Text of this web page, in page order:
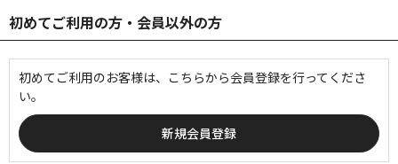
初めてご利用の方・会員以外の方
初めてご利用のお客様は、こちらから会員登録を行ってくださ
い。